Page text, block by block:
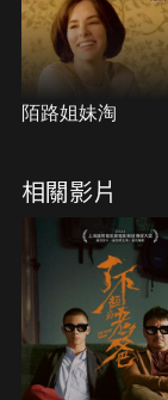
陌路姐妹淘
相關影片